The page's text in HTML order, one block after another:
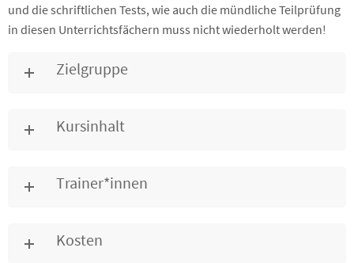
und die schriftlichen Tests, wie auch die mündliche Teilprüfung
in diesen Unterrichtsfächern muss nicht wiederholt werden!
Zielgruppe
Kursinhalt
Trainer*innen
Kosten